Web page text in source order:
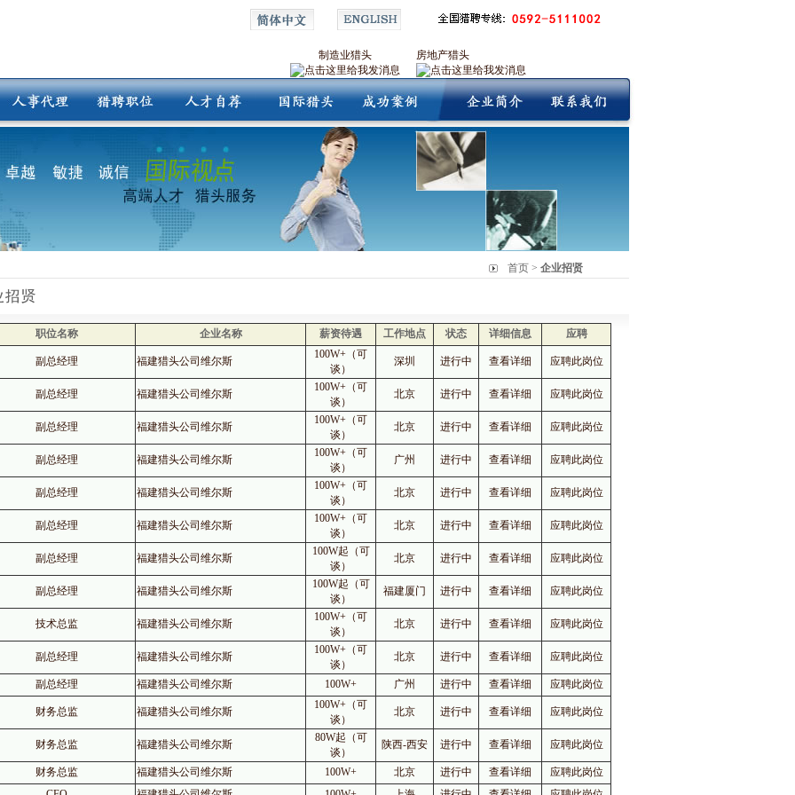
制造业猎头 房地产猎头
首页 > 企业招贤
职位名称 企业名称 薪资待遇 工作地点 状态 详细信息 应聘
副总经理 福建猎头公司维尔斯
100W+（可
谈）
深圳 进行中 查看详细 应聘此岗位
副总经理 福建猎头公司维尔斯
100W+（可
谈）
北京 进行中 查看详细 应聘此岗位
副总经理 福建猎头公司维尔斯
100W+（可
谈）
北京 进行中 查看详细 应聘此岗位
副总经理 福建猎头公司维尔斯
100W+（可
谈）
广州 进行中 查看详细 应聘此岗位
副总经理 福建猎头公司维尔斯
100W+（可
谈）
北京 进行中 查看详细 应聘此岗位
副总经理 福建猎头公司维尔斯
100W+（可
谈）
北京 进行中 查看详细 应聘此岗位
副总经理 福建猎头公司维尔斯
100W起（可
谈）
北京 进行中 查看详细 应聘此岗位
副总经理 福建猎头公司维尔斯
100W起（可
谈）
福建厦门 进行中 查看详细 应聘此岗位
技术总监 福建猎头公司维尔斯
100W+（可
谈）
北京 进行中 查看详细 应聘此岗位
副总经理 福建猎头公司维尔斯
100W+（可
谈）
北京 进行中 查看详细 应聘此岗位
副总经理 福建猎头公司维尔斯 100W+ 广州 进行中 查看详细 应聘此岗位
财务总监 福建猎头公司维尔斯
100W+（可
谈）
北京 进行中 查看详细 应聘此岗位
财务总监 福建猎头公司维尔斯
80W起（可
谈）
陕西-西安 进行中 查看详细 应聘此岗位
财务总监 福建猎头公司维尔斯 100W+ 北京 进行中 查看详细
应聘此岗位